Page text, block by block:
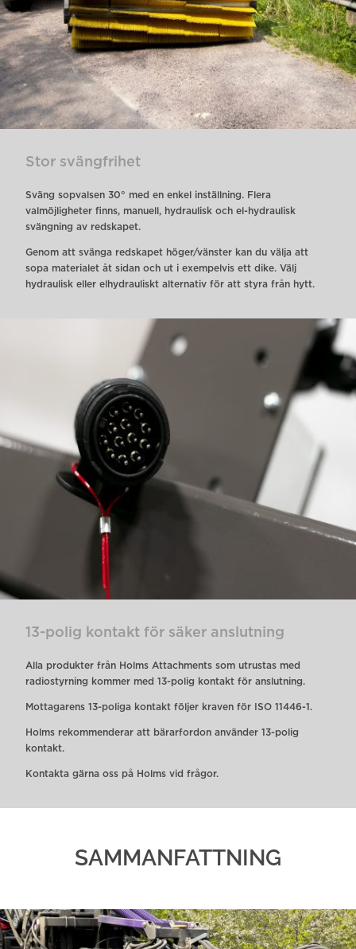
Stor svängfrihet
Sväng sopvalsen 30° med en enkel inställning. Flera
valmöjligheter finns, manuell, hydraulisk och el-hydraulisk
svängning av redskapet.
Genom att svänga redskapet höger/vänster kan du välja att
sopa materialet åt sidan och ut i exempelvis ett dike. Välj
hydraulisk eller elhydrauliskt alternativ för att styra från hytt.
13-polig kontakt för säker anslutning
Alla produkter från Holms Attachments som utrustas med
radiostyrning kommer med 13-polig kontakt för anslutning.
Mottagarens 13-poliga kontakt följer kraven för ISO 11446-1.
Holms rekommenderar att bärarfordon använder 13-polig
kontakt.
Kontakta gärna oss på Holms vid frågor.
SAMMANFATTNING